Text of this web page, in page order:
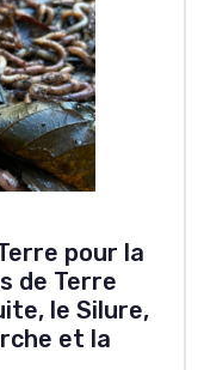
pour la
de Terre
le Silure,
et la